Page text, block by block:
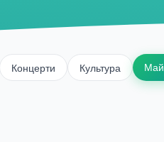
Концерти Культура